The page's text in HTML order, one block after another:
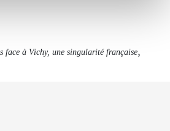
face à Vichy, une singularité française,